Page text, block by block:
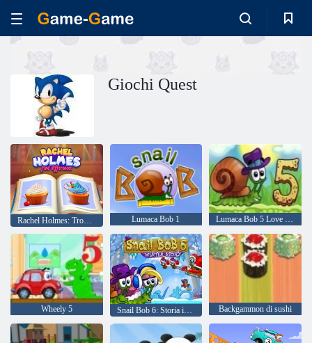
Giochi Quest
Rachel Holmes: Trova le differenze Lumaca Bob 1 Lumaca Bob 5 Love Story
Wheely 5 Snail Bob 6: Storia invernale Backgammon di sushi